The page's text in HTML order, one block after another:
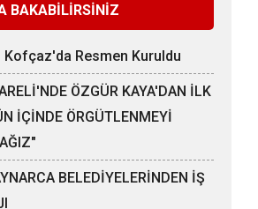
BAKABİLİRSİNİZ
Kofçaz'da Resmen Kuruldu
ÖZGÜR KAYA'DAN İLK
İÇİNDE ÖRGÜTLENMEYİ
BELEDİYELERİNDEN İŞ